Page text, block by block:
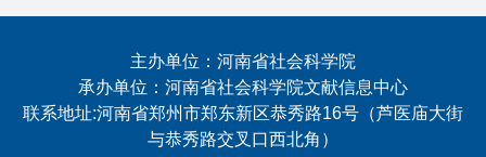
主办单位：河南省社会科学院
承办单位：河南省社会科学院文献信息中心
联系地址:河南省郑州市郑东新区恭秀路16号（芦医庙大街
与恭秀路交叉口西北角）